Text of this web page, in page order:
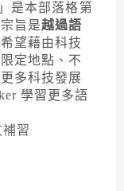
是本部落格第
旨是越過語
希望藉由科技
定地點、不
多科技發展
學習更多語
習